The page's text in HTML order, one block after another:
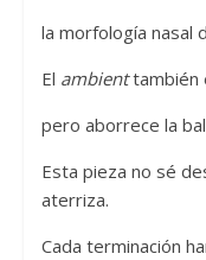
la morfología nasal
El ambienttambién
pero aborrece la
Esta pieza no sé
aterriza.
Cada terminación